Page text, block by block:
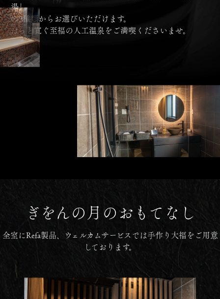
湯」
の2種類からお選びいただけます。
ほっと寛ぐ至福の人工温泉をご満喫くださいませ。
ぎをんの月のおもてなし
全室にRefa製品、
ウェルカムサービスでは手作り大福をご用意
しております。